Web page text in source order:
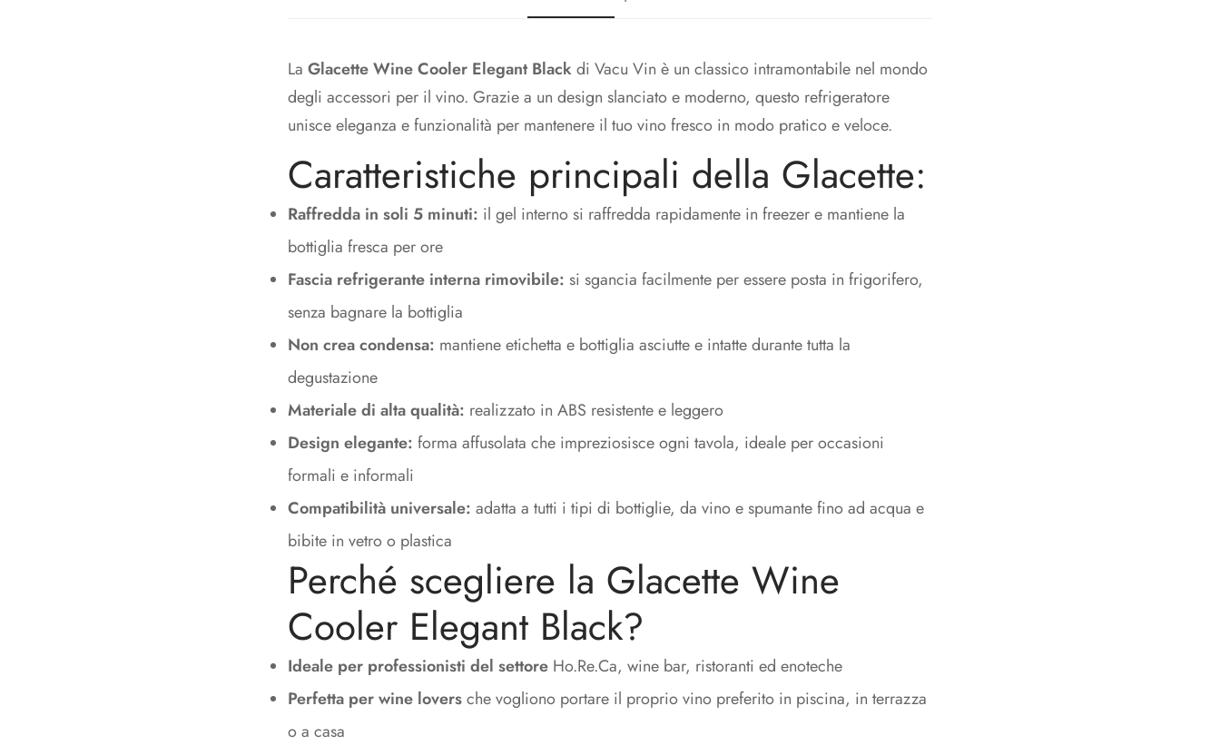
La Glacette Wine Cooler Elegant Blackdi Vacu Vin è un classico intramontabile nel mondo
degli accessori per il vino. Grazie a un design slanciato e moderno, questo refrigeratore
unisce eleganza e funzionalità per mantenere il tuo vino fresco in modo pratico e veloce.
Caratteristiche principali della Glacette:
Raffredda in soli 5 minuti: il gel interno si raffredda rapidamente in freezer e mantiene la
bottiglia fresca per ore
Fascia refrigerante interna rimovibile: si sgancia facilmente per essere posta in frigorifero,
senza bagnare la bottiglia
Non crea condensa: mantiene etichetta e bottiglia asciutte e intatte durante tutta la
degustazione
Materiale di alta qualità: realizzato in ABS resistente e leggero
Design elegante: forma affusolata che impreziosisce ogni tavola, ideale per occasioni
formali e informali
Compatibilità universale: adatta a tutti i tipi di bottiglie, da vino e spumante fino ad acqua e
bibite in vetro o plastica
Perché scegliere la Glacette Wine
Cooler Elegant Black?
Ideale per professionisti del settore Ho.Re.Ca, wine bar, ristoranti ed enoteche
Perfetta per wine loversche vogliono portare il proprio vino preferito in piscina, in terrazza
o a casa